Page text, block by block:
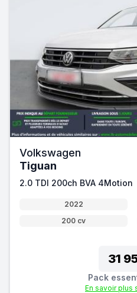
Volkswagen
Tiguan
2.0 TDI 200ch BVA 4Motion
2022
200 cv
31
Pack
En savoir plus